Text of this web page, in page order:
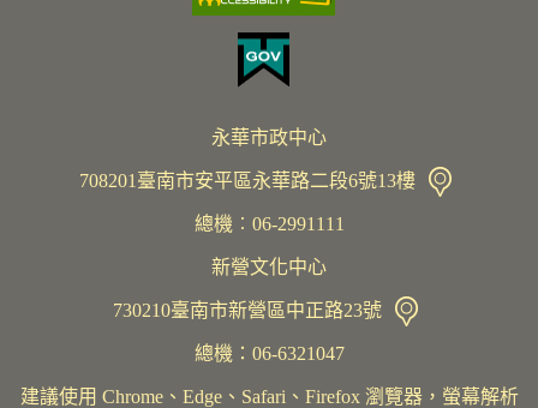
永華市政中心
708201臺南市安平區永華路二段6號13樓
總機︰06-2991111
新營文化中心
730210臺南市新營區中正路23號
總機：06-6321047
建議使用 Chrome、Edge、Safari、Firefox 瀏覽器，螢幕解析